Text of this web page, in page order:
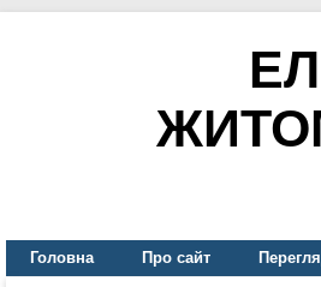
Головна Про сайт